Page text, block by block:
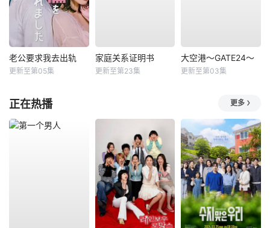
老公要求我去出轨
更新至第05集
家庭关系证明书
更新至第23集
大空港～GATE24～
更新至第03集
正在热播 更多